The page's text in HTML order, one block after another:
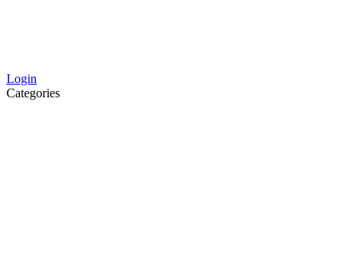
Login
Categories